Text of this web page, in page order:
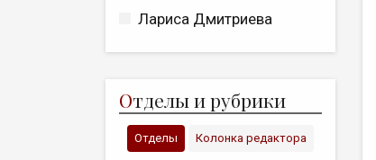
Лариса Дмитриева
Отделы и рубрики
Отделы Колонка редактора